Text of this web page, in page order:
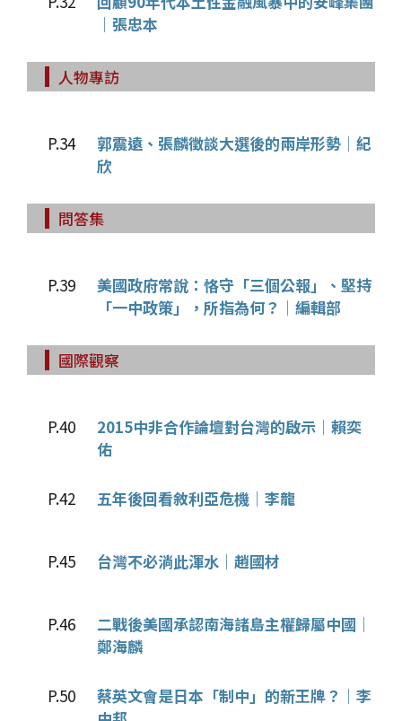
│張忠本
人物專訪
P.34
郭震遠、張麟徵談大選後的兩岸形勢│紀
欣
問答集
P.39
美國政府常說：恪守「三個公報」、堅持
「一中政策」，所指為何？│編輯部
國際觀察
P.40
2015中非合作論壇對台灣的啟示│賴奕
佑
P.42 五年後回看敘利亞危機│李龍
P.45 台灣不必淌此渾水│趙國材
P.46
二戰後美國承認南海諸島主權歸屬中國│
鄭海麟
P.50
蔡英文會是日本「制中」的新王牌？│李